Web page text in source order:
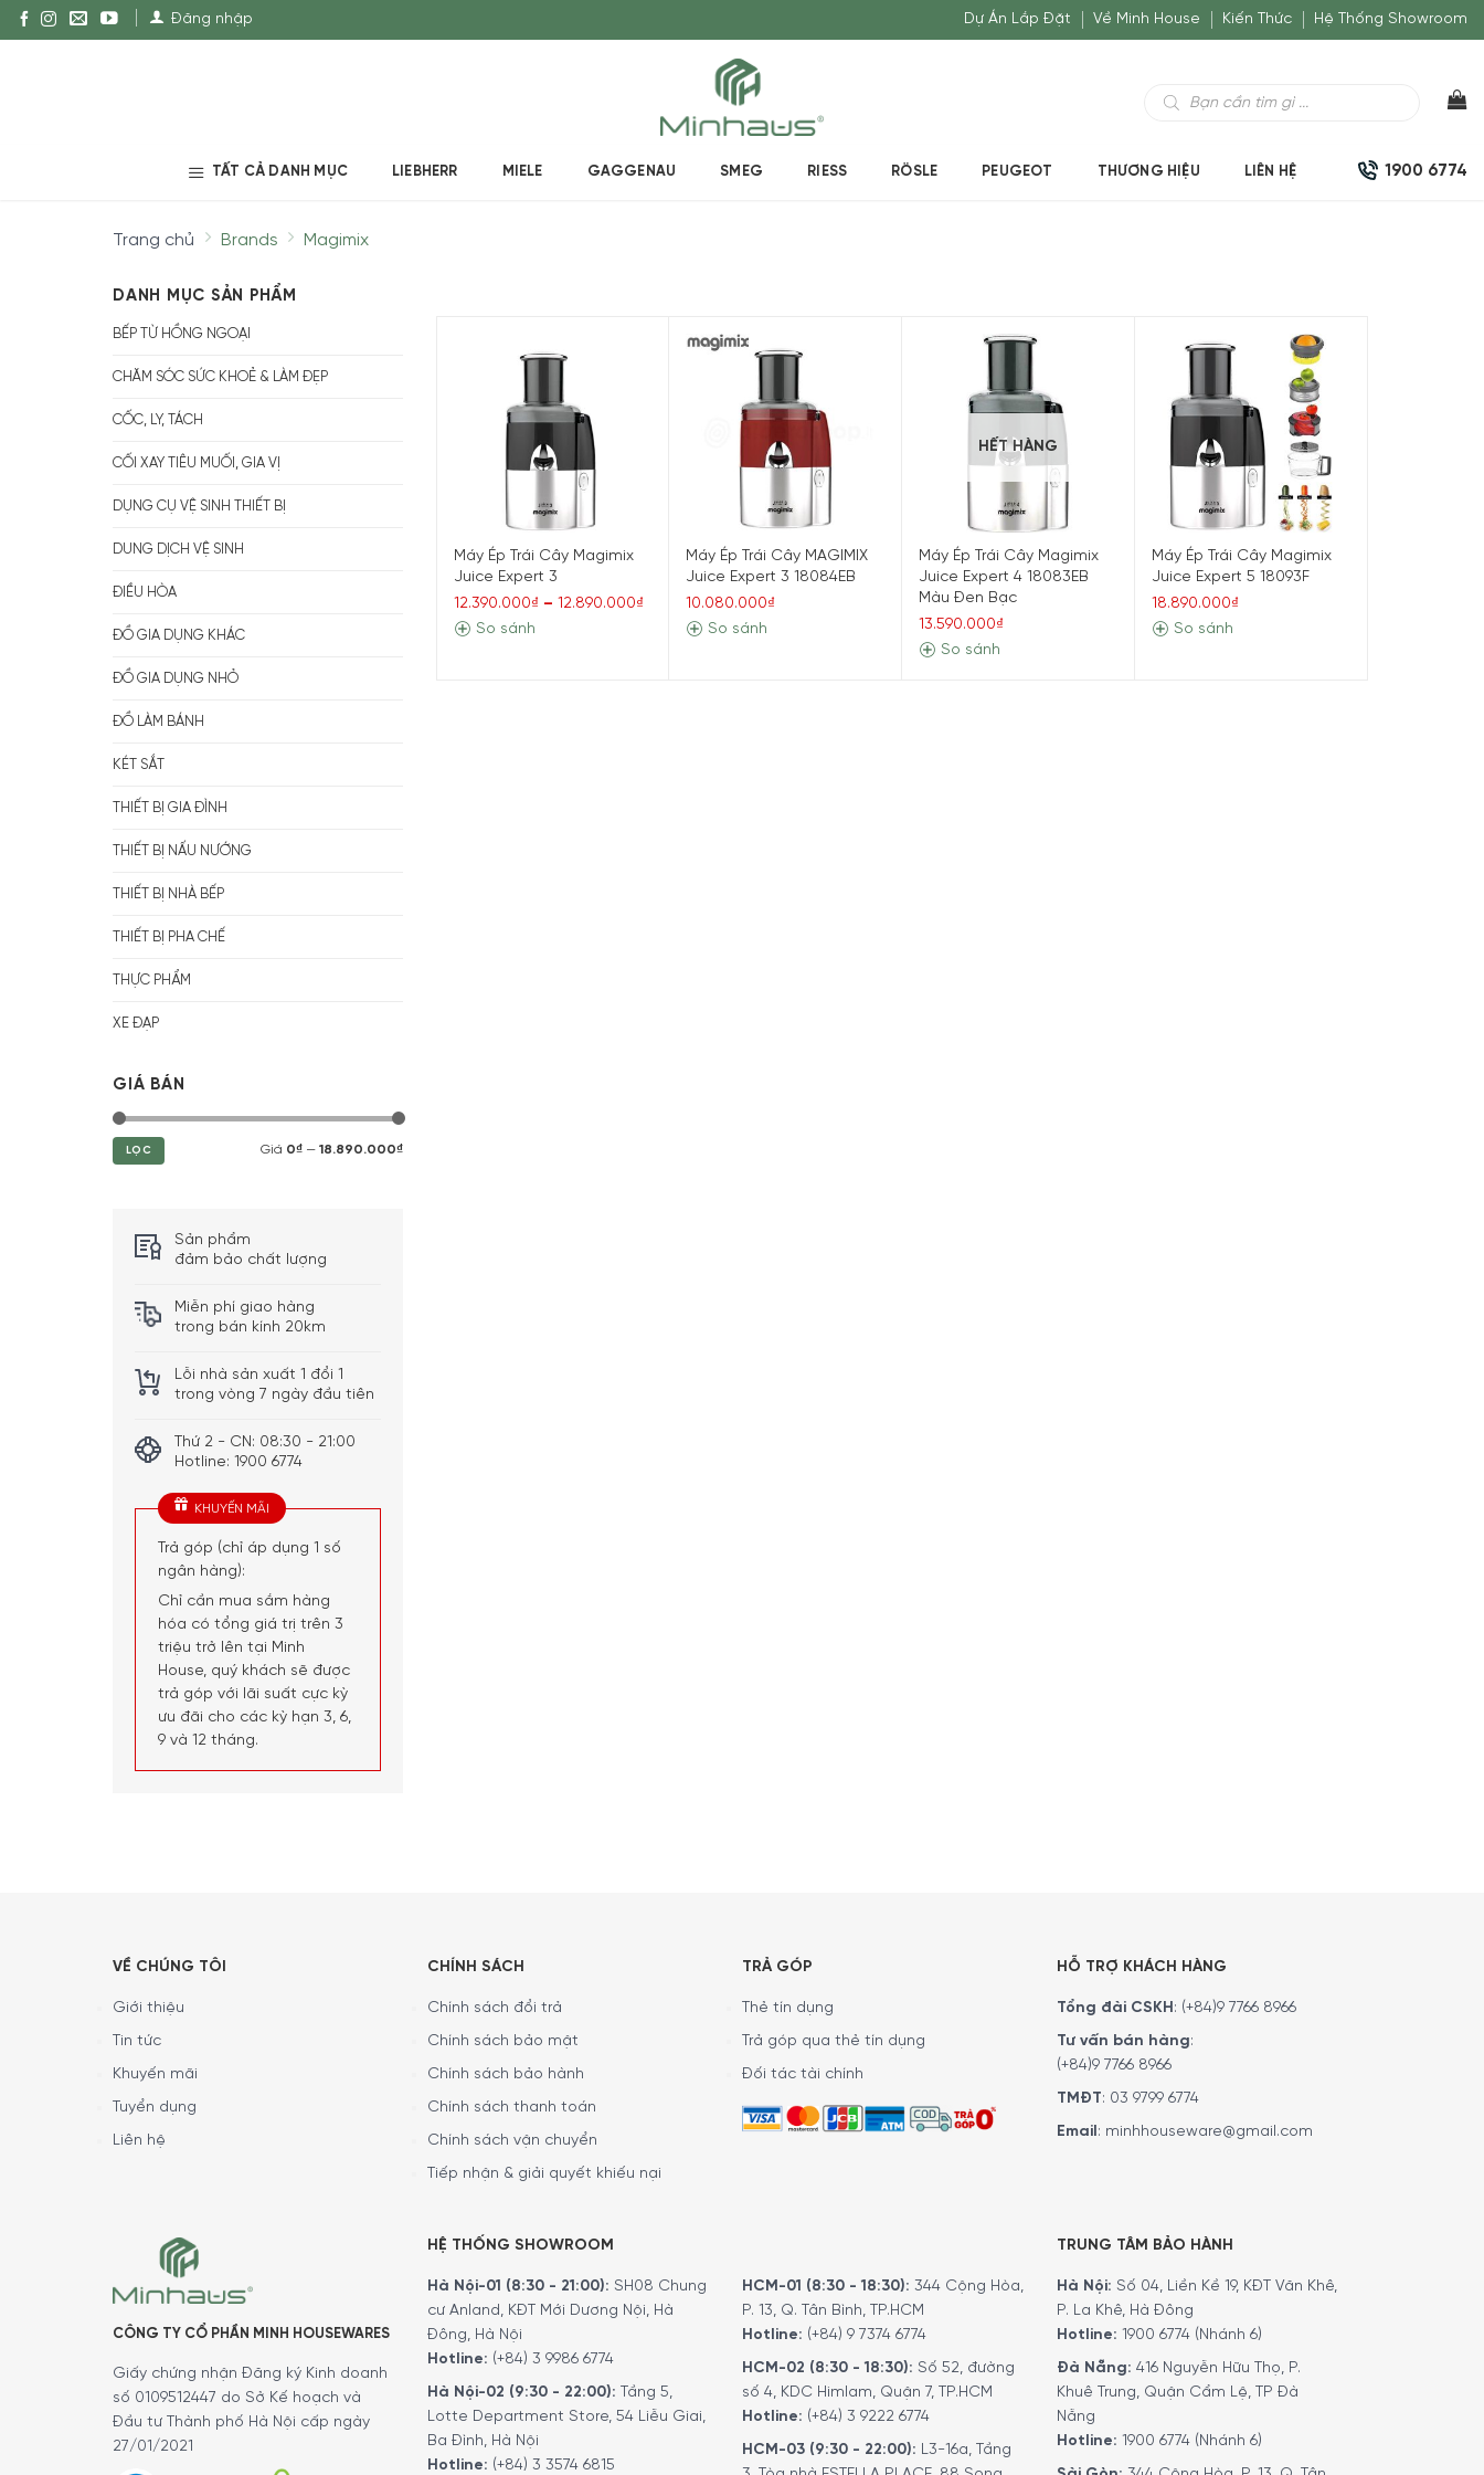
Đăng nhập Dự Án Lắp Đặt Về Minh House Kiến Thức Hệ Thống Showroom
kiếm
TẤT CẢ DANH MỤC LIEBHERR MIELE GAGGENAU SMEG RIESS RÖSLE PEUGEOT THƯƠNG HIỆU LIÊN HỆ 1900 6774
Trang chủ Brands Magimix
DANH MỤC SẢN PHẨM
BẾP TỪ HỒNG NGOẠI
CHĂM SÓC SỨC KHOẺ & LÀM ĐẸP
CỐC, LY, TÁCH
CỐI XAY TIÊU MUỐI, GIA VỊ
DỤNG CỤ VỆ SINH THIẾT BỊ
DUNG DỊCH VỆ SINH
ĐIỀU HÒA
ĐỒ GIA DỤNG KHÁC
ĐỒ GIA DỤNG NHỎ
ĐỒ LÀM BÁNH
KÉT SẮT
THIẾT BỊ GIA ĐÌNH
THIẾT BỊ NẤU NƯỚNG
THIẾT BỊ NHÀ BẾP
THIẾT BỊ PHA CHẾ
THỰC PHẨM
XE ĐẠP
GIÁ BÁN
LỌC Giá 0₫— 18.890.000₫
Sản phẩm
đảm bảo chất lượng
Miễn phí giao hàng
trong bán kính 20km
Lỗi nhà sản xuất 1 đổi 1
trong vòng 7 ngày đầu tiên
Thứ 2 - CN: 08:30 - 21:00
Hotline: 1900 6774
KHUYẾN MÃI
Trả góp (chỉ áp dụng 1 số
ngân hàng):
Chỉ cần mua sắm hàng
hóa có tổng giá trị trên 3
triệu trở lên tại Minh
House, quý khách sẽ được
trả góp với lãi suất cực kỳ
ưu đãi cho các kỳ hạn 3, 6,
9 và 12 tháng.
Máy Ép Trái Cây Magimix
Juice Expert 3
12.390.000₫ – 12.890.000₫
So sánh
Máy Ép Trái Cây MAGIMIX
Juice Expert 3 18084EB
10.080.000₫
So sánh
HẾT HÀNG
Máy Ép Trái Cây Magimix
Juice Expert 4 18083EB
Màu Đen Bạc
13.590.000₫
So sánh
Máy Ép Trái Cây Magimix
Juice Expert 5 18093F
18.890.000₫
So sánh
VỀ CHÚNG TÔI
Giới thiệu
Tin tức
Khuyến mãi
Tuyển dụng
Liên hệ
CHÍNH SÁCH
Chính sách đổi trả
Chính sách bảo mật
Chính sách bảo hành
Chính sách thanh toán
Chính sách vận chuyển
Tiếp nhận & giải quyết khiếu nại
TRẢ GÓP
Thẻ tín dụng
Trả góp qua thẻ tín dụng
Đối tác tài chính
HỖ TRỢ KHÁCH HÀNG
Tổng đài CSKH: (+84)9 7766 8966
Tư vấn bán hàng:
(+84)9 7766 8966
TMĐT: 03 9799 6774
Email: minhhouseware@gmail.com
CÔNG TY CỔ PHẦN MINH HOUSEWARES
Giấy chứng nhận Đăng ký Kinh doanh
số 0109512447 do Sở Kế hoạch và
Đầu tư Thành phố Hà Nội cấp ngày
27/01/2021
HỆ THỐNG SHOWROOM
Hà Nội-01 (8:30 - 21:00): SH08 Chung
cư Anland, KĐT Mới Dương Nội, Hà
Đông, Hà Nội
Hotline: (+84) 3 9986 6774
Hà Nội-02 (9:30 - 22:00): Tầng 5,
Lotte Department Store, 54 Liễu Giai,
Ba Đình, Hà Nội
Hotline: (+84) 3 3574 6815
HCM-01 (8:30 - 18:30): 344 Cộng Hòa,
P. 13, Q. Tân Bình, TP.HCM
Hotline: (+84) 9 7374 6774
HCM-02 (8:30 - 18:30): Số 52, đường
số 4, KDC Himlam, Quận 7, TP.HCM
Hotline: (+84) 3 9222 6774
HCM-03 (9:30 - 22:00): L3-16a, Tầng
TRUNG TÂM BẢO HÀNH
Hà Nội: Số 04, Liền Kề 19, KĐT Văn Khê,
P. La Khê, Hà Đông
Hotline: 1900 6774 (Nhánh 6)
Đà Nẵng: 416 Nguyễn Hữu Thọ, P.
Khuê Trung, Quận Cẩm Lệ, TP Đà
Nẵng
Hotline: 1900 6774 (Nhánh 6)